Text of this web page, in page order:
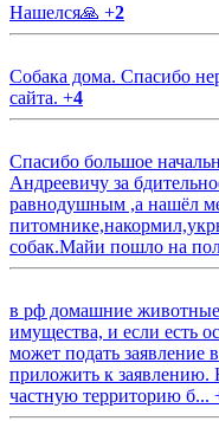
Нашелся🙏 +2
Собака дома. Спасибо
сайта. +4
Спасибо большое
Андреевичу за
равнодушным ,а нашёл
собак.Майи пошло на
в рф домашние
имущества, и если есть
может подать заявление
приложить к заявлению.
частную территорию б...